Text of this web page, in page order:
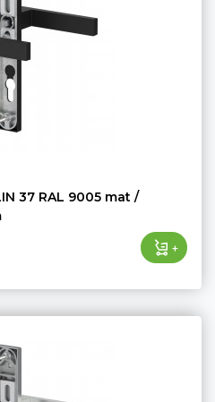
37 RAL 9005 mat /
+